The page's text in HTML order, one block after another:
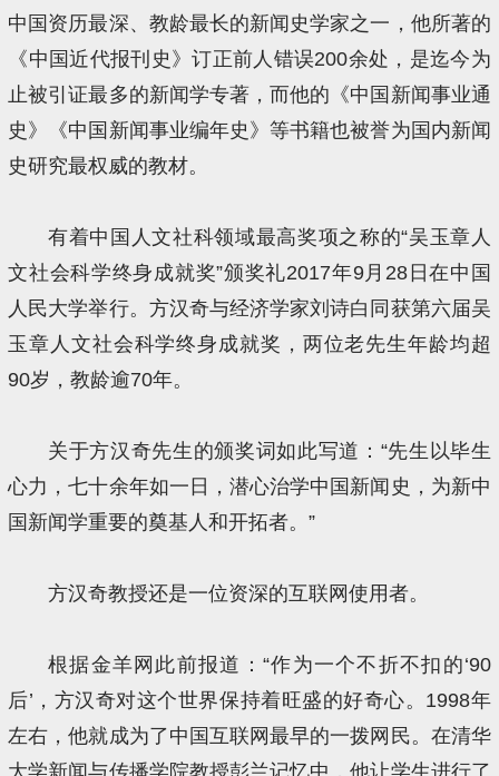
中国资历最深、教龄最长的新闻史学家之一，他所著的
《中国近代报刊史》订正前人错误200余处，是迄今为
止被引证最多的新闻学专著，而他的《中国新闻事业通
史》《中国新闻事业编年史》等书籍也被誉为国内新闻
史研究最权威的教材。
有着中国人文社科领域最高奖项之称的“吴玉章人
文社会科学终身成就奖”颁奖礼2017年9月28日在中国
人民大学举行。方汉奇与经济学家刘诗白同获第六届吴
玉章人文社会科学终身成就奖，两位老先生年龄均超
90岁，教龄逾70年。
关于方汉奇先生的颁奖词如此写道：“先生以毕生
心力，七十余年如一日，潜心治学中国新闻史，为新中
国新闻学重要的奠基人和开拓者。”
方汉奇教授还是一位资深的互联网使用者。
根据金羊网此前报道：“作为一个不折不扣的‘90
后’，方汉奇对这个世界保持着旺盛的好奇心。1998年
左右，他就成为了中国互联网最早的一拨网民。在清华
大学新闻与传播学院教授彭兰记忆中，他让学生进行了